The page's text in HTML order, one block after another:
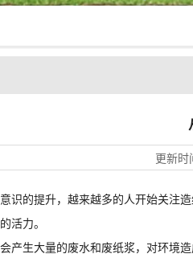
更新时
的提升，越来越多的人开始关注造
活力。
生大量的废水和废纸浆，对环境造